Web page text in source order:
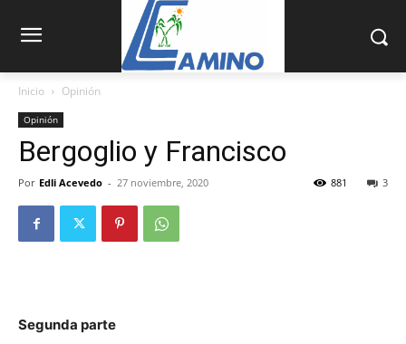
Inicio Opinión
Opinión
Bergoglio y Francisco
Por Edli Acevedo - 27 noviembre, 2020 3
881
Segunda parte